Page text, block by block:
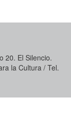
20. El Silencio.
la Cultura / Tel.